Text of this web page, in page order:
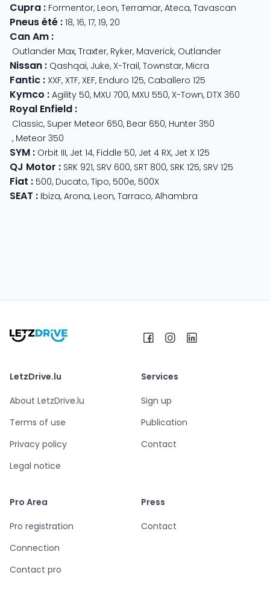
Cupra : Formentor, Leon, Terramar, Ateca, Tavascan
Pneus été : 18, 16, 17, 19, 20
Can Am :
Outlander Max, Traxter, Ryker, Maverick, Outlander
Nissan : Qashqai, Juke, X-Trail, Townstar, Micra
Fantic : XXF, XTF, XEF, Enduro 125, Caballero 125
Kymco : Agility 50, MXU 700, MXU 550, X-Town, DTX 360
Royal Enfield :
Classic, Super Meteor 650, Bear 650, Hunter 350
, Meteor 350
SYM : Orbit III, Jet 14, Fiddle 50, Jet 4 RX, Jet X 125
QJ Motor : SRK 921, SRV 600, SRT 800, SRK 125, SRV 125
Fiat : 500, Ducato, Tipo, 500e, 500X
SEAT : Ibiza, Arona, Leon, Tarraco, Alhambra
LetzDrive.lu
About LetzDrive.lu
Terms of use
Privacy policy
Legal notice
Services
Sign up
Publication
Contact
Pro Area
Pro registration
Connection
Contact pro
Press
Contact